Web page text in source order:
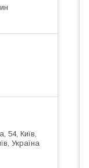
54, Київ,
Україна